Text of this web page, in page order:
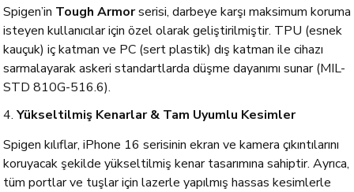
Spigen’in Tough Armorserisi, darbeye karşı maksimum koruma
isteyen kullanıcılar için özel olarak geliştirilmiştir. TPU (esnek
kauçuk) iç katman ve PC (sert plastik) dış katman ile cihazı
sarmalayarak askeri standartlarda düşme dayanımı sunar (MIL-
STD 810G-516.6).
4. Yükseltilmiş Kenarlar & Tam Uyumlu Kesimler
Spigen kılıflar, iPhone 16 serisinin ekran ve kamera çıkıntılarını
koruyacak şekilde yükseltilmiş kenar tasarımına sahiptir. Ayrıca,
tüm portlar ve tuşlar için lazerle yapılmış hassas kesimlerle